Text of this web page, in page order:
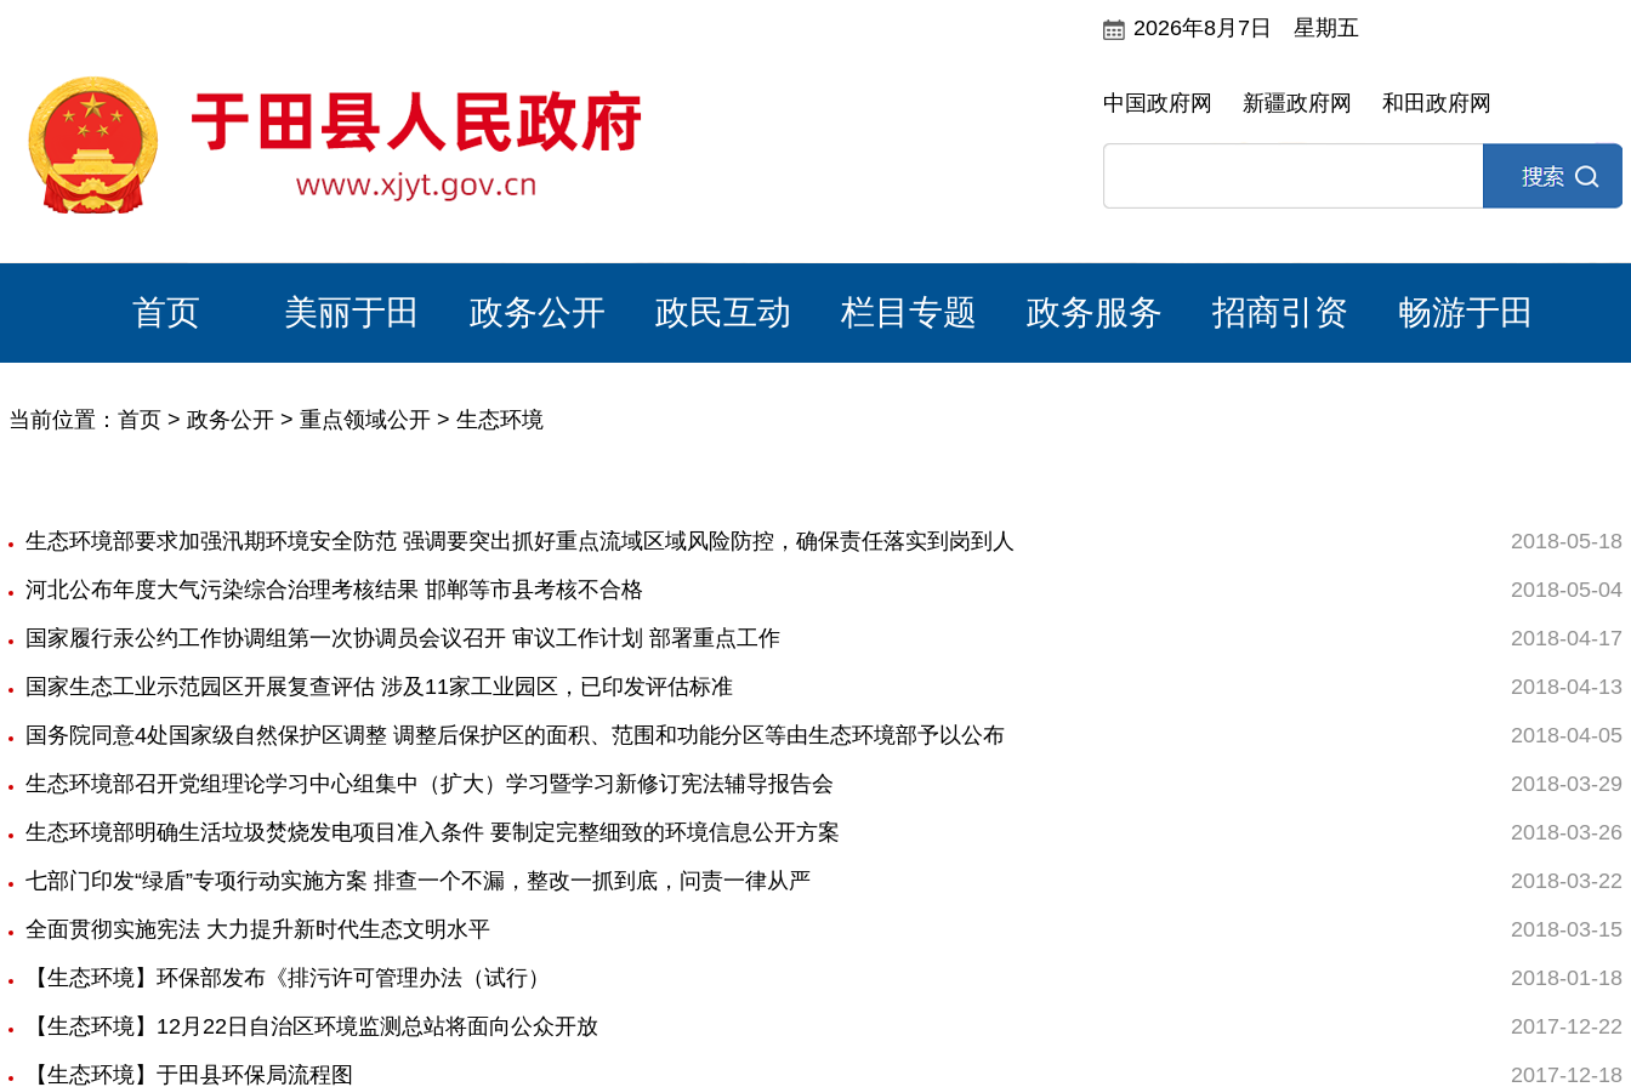
2026年8月7日 星期五
中国政府网 新疆政府网 和田政府网
首页 美丽于田 政务公开 政民互动 栏目专题 政务服务 招商引资 畅游于田
当前位置： 首页 > 政务公开 > 重点领域公开 > 生态环境
生态环境部要求加强汛期环境安全防范 强调要突出抓好重点流域区域风险防控，确保责任落实到岗到人
2018-05-18
河北公布年度大气污染综合治理考核结果 邯郸等市县考核不合格
2018-05-04
国家履行汞公约工作协调组第一次协调员会议召开 审议工作计划 部署重点工作
2018-04-17
国家生态工业示范园区开展复查评估 涉及11家工业园区，已印发评估标准
2018-04-13
国务院同意4处国家级自然保护区调整 调整后保护区的面积、范围和功能分区等由生态环境部予以公布
2018-04-05
生态环境部召开党组理论学习中心组集中（扩大）学习暨学习新修订宪法辅导报告会
2018-03-29
生态环境部明确生活垃圾焚烧发电项目准入条件 要制定完整细致的环境信息公开方案
2018-03-26
七部门印发“绿盾”专项行动实施方案 排查一个不漏，整改一抓到底，问责一律从严
2018-03-22
全面贯彻实施宪法 大力提升新时代生态文明水平
2018-03-15
【生态环境】环保部发布《排污许可管理办法（试行）
2018-01-18
【生态环境】12月22日自治区环境监测总站将面向公众开放
2017-12-22
【生态环境】于田县环保局流程图
2017-12-18